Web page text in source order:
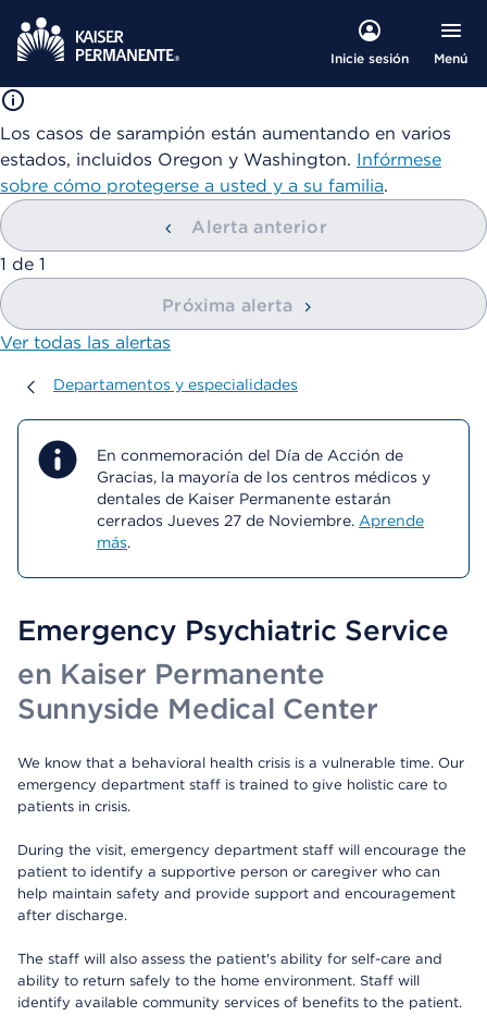
Inicie sesión Menú
Los casos de sarampión están aumentando en varios
estados, incluidos Oregon y Washington. Infórmese
sobre cómo protegerse a usted y a su familia.
Alerta anterior
mostrando
1 de 1
Próxima alerta
Ver todas las alertas
Departamentos y especialidades
Departamentos y especialidades
En conmemoración del Día de Acción de
Gracias, la mayoría de los centros médicos y
dentales de Kaiser Permanente estarán
cerrados Jueves 27 de Noviembre. Aprende
más.
Emergency Psychiatric Service
en Kaiser Permanente
Sunnyside Medical Center
We know that a behavioral health crisis is a vulnerable time. Our
emergency department staff is trained to give holistic care to
patients in crisis.
During the visit, emergency department staff will encourage the
patient to identify a supportive person or caregiver who can
help maintain safety and provide support and encouragement
after discharge.
The staff will also assess the patient's ability for self-care and
ability to return safely to the home environment. Staff will
identify available community services of benefits to the patient.